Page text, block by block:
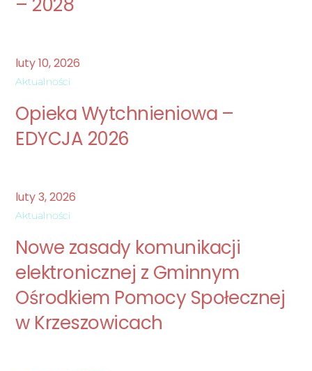
– 2028
luty10,2026
Aktualności
Opieka Wytchnieniowa –
EDYCJA 2026
luty3,2026
Aktualności
Nowe zasady komunikacji
elektronicznej z Gminnym
Ośrodkiem Pomocy Społecznej
w Krzeszowicach